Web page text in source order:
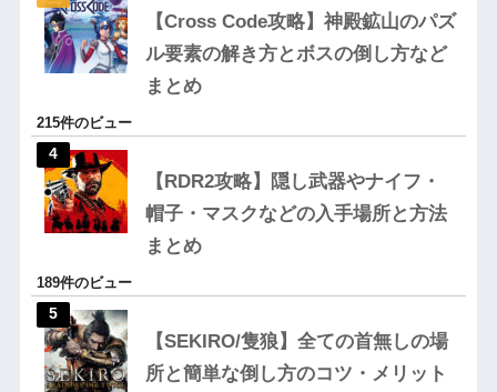
【Cross Code攻略】神殿鉱山のパズ
ル要素の解き方とボスの倒し方など
まとめ
215件のビュー
【RDR2攻略】隠し武器やナイフ・
帽子・マスクなどの入手場所と方法
まとめ
189件のビュー
【SEKIRO/隻狼】全ての首無しの場
所と簡単な倒し方のコツ・メリット